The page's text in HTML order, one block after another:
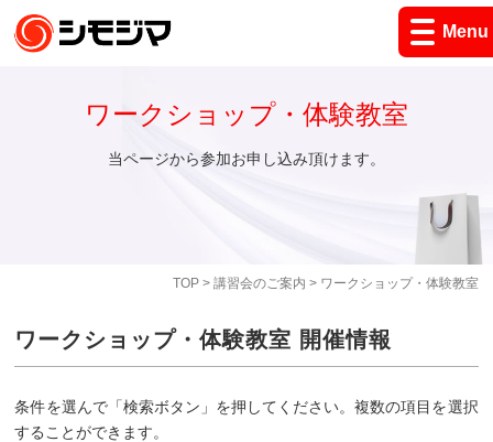
Menu
TOP> 講習会のご案内 > ワークショップ・体験教室
ワークショップ・体験教室
当ページから参加お申し込み頂けます。
ワークショップ・体験教室 開催情報
条件を選んで「検索ボタン」を押してください。複数の項目を選択
することができます。